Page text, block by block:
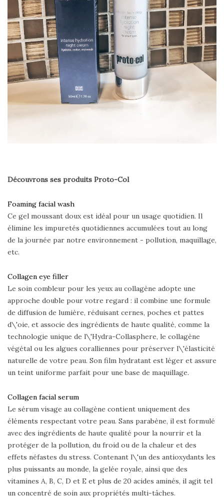
Découvrons ses produits Proto-Col
Foaming facial wash
Ce gel moussant doux est idéal pour un usage quotidien. Il
élimine les impuretés quotidiennes accumulées tout au long
de la journée par notre environnement - pollution, maquillage,
etc.
Collagen eye filler
Le soin combleur pour les yeux au collagène adopte une
approche double pour votre regard : il combine une formule
de diffusion de lumière, réduisant cernes, poches et pattes
d\'oie, et associe des ingrédients de haute qualité, comme la
technologie unique de l\'Hydra-Collasphere, le collagène
végétal ou les algues coralliennes pour préserver l\'élasticité
naturelle de votre peau. Son film hydratant est léger et assure
un teint uniforme parfait pour une base de maquillage.
Collagen facial serum
Le sérum visage au collagène contient uniquement des
éléments respectant votre peau. Sans parabène, il est formulé
avec des ingrédients de haute qualité pour la nourrir et la
protéger de la pollution, du froid ou de la chaleur et des
effets néfastes du stress. Contenant l\'un des antioxydants les
plus puissants au monde, la gelée royale, ainsi que des
vitamines A, B, C, D et E et plus de 20 acides aminés, il agit tel
un concentré de soin aux propriétés multi-tâches.